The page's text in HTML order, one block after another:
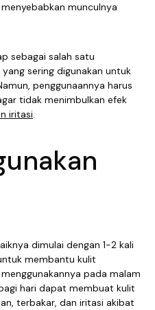
munculnya
sebagai salah satu
yang sering digunakan untuk
penggunaannya harus
tidak menimbulkan efek
iritasi.
dimulai dengan 1-2 kali
membantu kulit
pada malam
hari dapat membuat kulit
terbakar, dan iritasi akibat